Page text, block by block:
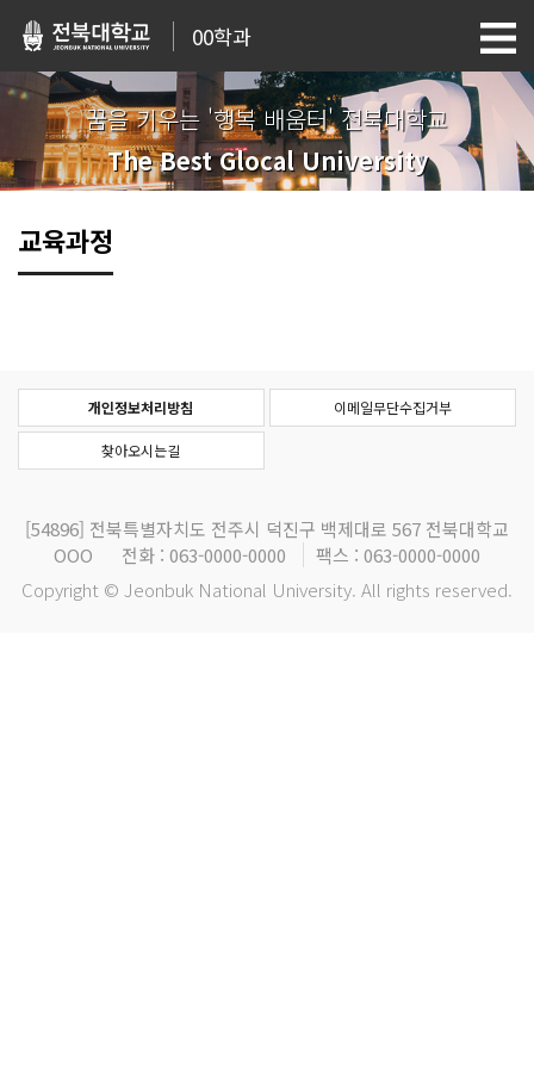
00학과
꿈을 키우는 '행복 배움터' 전북대학교
The Best Glocal University
교육과정
개인정보처리방침 이메일무단수집거부
찾아오시는길
[54896] 전북특별자치도 전주시 덕진구 백제대로 567 전북대학교
OOO
전화 : 063-0000-0000
팩스 : 063-0000-0000
Copyright © Jeonbuk National University. All rights reserved.